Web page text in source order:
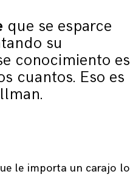
que se esparce
su
conocimiento es
cuantos. Eso es
le importa un carajo lo